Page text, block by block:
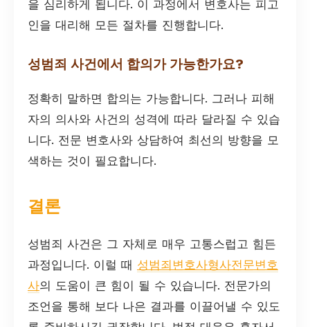
을 심리하게 됩니다. 이 과정에서 변호사는 피고
인을 대리해 모든 절차를 진행합니다.
성범죄 사건에서 합의가 가능한가요?
정확히 말하면 합의는 가능합니다. 그러나 피해
자의 의사와 사건의 성격에 따라 달라질 수 있습
니다. 전문 변호사와 상담하여 최선의 방향을 모
색하는 것이 필요합니다.
결론
성범죄 사건은 그 자체로 매우 고통스럽고 힘든
과정입니다. 이럴 때 성범죄변호사형사전문변호
사의 도움이 큰 힘이 될 수 있습니다. 전문가의
조언을 통해 보다 나은 결과를 이끌어낼 수 있도